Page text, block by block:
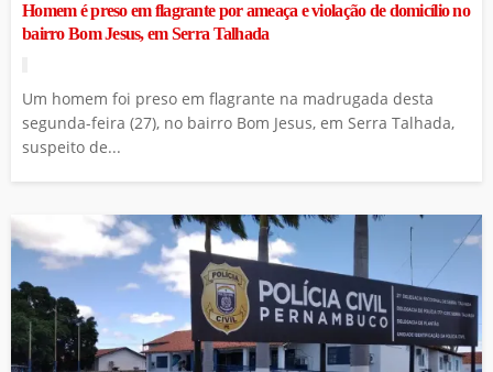
Homem é preso em flagrante por ameaça e violação de domicílio no
bairro Bom Jesus, em Serra Talhada
Um homem foi preso em flagrante na madrugada desta
segunda-feira (27), no bairro Bom Jesus, em Serra Talhada,
suspeito de...